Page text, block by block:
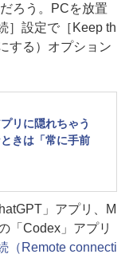
ろう。PCを放置
］設定で［Keep th
する）オプション
リに隠れちゃう
きは「常に手前
」アプリ、M
「Codex」アプリ
（Remote connecti